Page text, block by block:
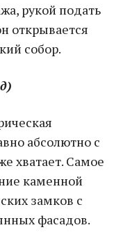
рукой подать
открывается
собор.
абсолютно с
хватает. Самое
каменной
замков с
фасадов.